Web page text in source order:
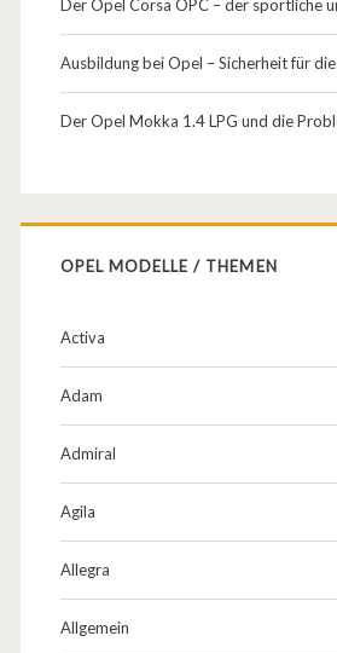
Der Opel Corsa OPC – der sportliche
Ausbildung bei Opel – Sicherheit für
Der Opel Mokka 1.4 LPG und die
OPEL MODELLE / THEMEN
Activa
Adam
Admiral
Agila
Allegra
Allgemein